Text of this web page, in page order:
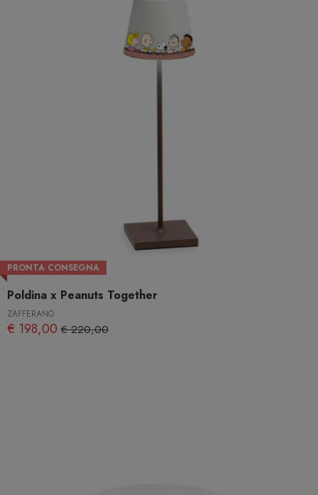
PRONTA CONSEGNA
Poldina x Peanuts Together
ZAFFERANO
€ 198,00 € 220,00